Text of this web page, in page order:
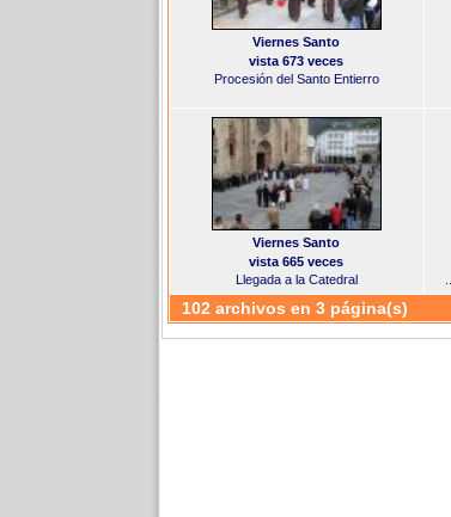
Viernes Santo
vista 673 veces
Procesión del Santo Entierro
Viernes Santo
vista 665 veces
Llegada a la Catedral
102 archivos en 3 página(s)